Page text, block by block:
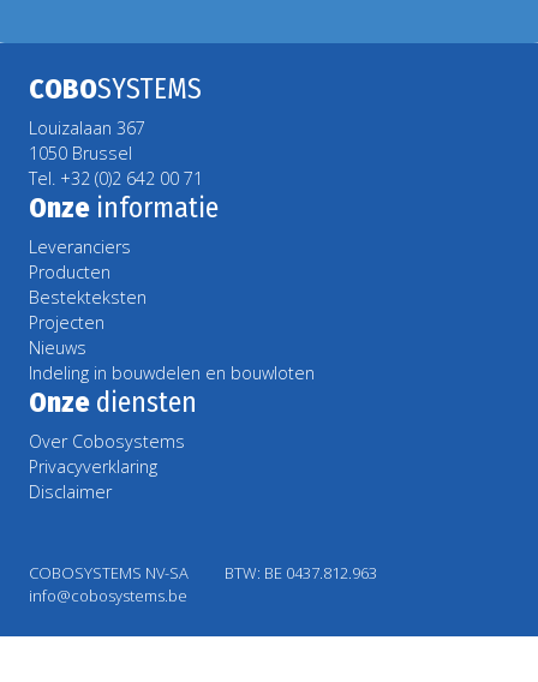
COBOSYSTEMS
Louizalaan 367
1050 Brussel
Tel. +32 (0)2 642 00 71
Onze informatie
Leveranciers
Producten
Bestekteksten
Projecten
Nieuws
Indeling in bouwdelen en bouwloten
Onze diensten
Over Cobosystems
Privacyverklaring
Disclaimer
COBOSYSTEMS NV-SA
BTW: BE 0437.812.963
info@cobosystems.be